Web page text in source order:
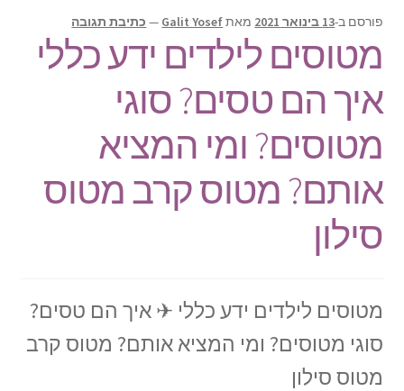
הילד
צור קשר
Products
search
פורסם ב-13 בינואר 2021 מאתGalit Yosef
— כתיבת תגובה
מטוסים לילדים ידע כללי
איך הם טסים? סוגי
מטוסים? ומי המציא
אותם? מטוס קרב מטוס
סילון
מטוסים לילדים ידע כללי ✈ איך הם טסים?
סוגי מטוסים? ומי המציא אותם? מטוס קרב
מטוס סילון